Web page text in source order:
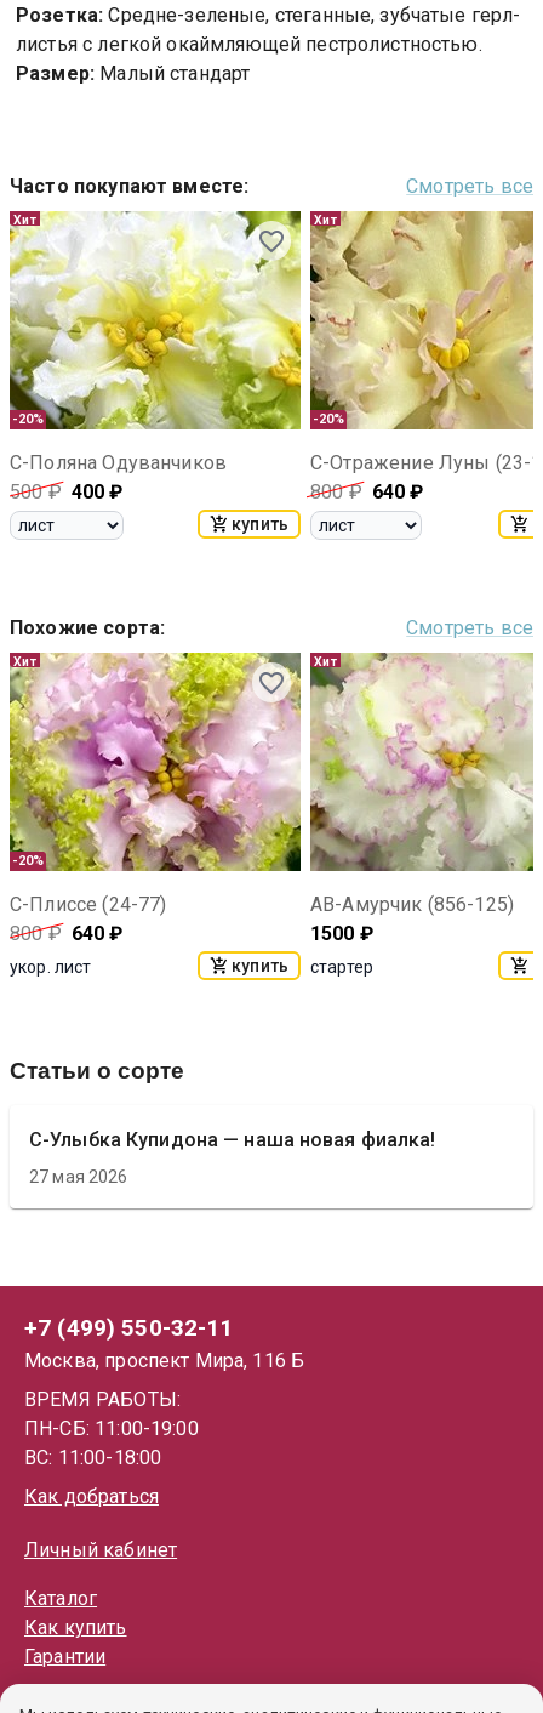
Розетка: Средне-зеленые, стеганные, зубчатые герл-
листья с легкой окаймляющей пестролистностью.
Размер: Малый стандарт
Часто покупают вместе: Смотреть все
-20%
Хит
С-Поляна Одуванчиков
500₽ 400 ₽
купить
-20%
Хит
С-Отражение Луны (23-
800₽ 640 ₽
Похожие сорта: Смотреть все
-20%
Хит
С-Плиссе (24-77)
800₽ 640 ₽
укор. лист купить
Хит
АВ-Амурчик (856-125)
1500 ₽
стартер
Статьи о сорте
С-Улыбка Купидона — наша новая фиалка!
27 мая 2026
+7 (499) 550-32-11
Москва, проспект Мира, 116 Б
ВРЕМЯ РАБОТЫ:
ПН-СБ: 11:00-19:00
ВС: 11:00-18:00
Как добраться
Личный кабинет
Каталог
Как купить
Гарантии